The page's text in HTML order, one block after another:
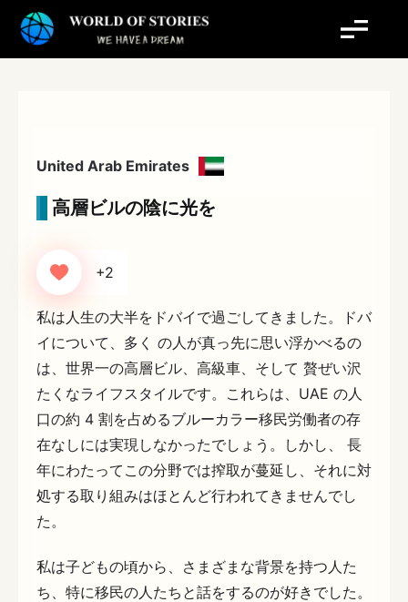
United Arab Emirates
高層ビルの陰に光を
+2
私は人生の大半をドバイで過ごしてきました。ドバ
イについて、多く の人が真っ先に思い浮かべるの
は、世界一の高層ビル、高級車、そして 贅ぜい沢
たくなライフスタイルです。これらは、UAE の人
口の約 4 割を占めるブルーカラー移民労働者の存
在なしには実現しなかったでしょう。しかし、 長
年にわたってこの分野では搾取が蔓延し、それに対
処する取り組みはほとんど行われてきませんでし
た。
私は子どもの頃から、さまざまな背景を持つ人た
ち、特に移民の人たちと話をするのが好きでした。